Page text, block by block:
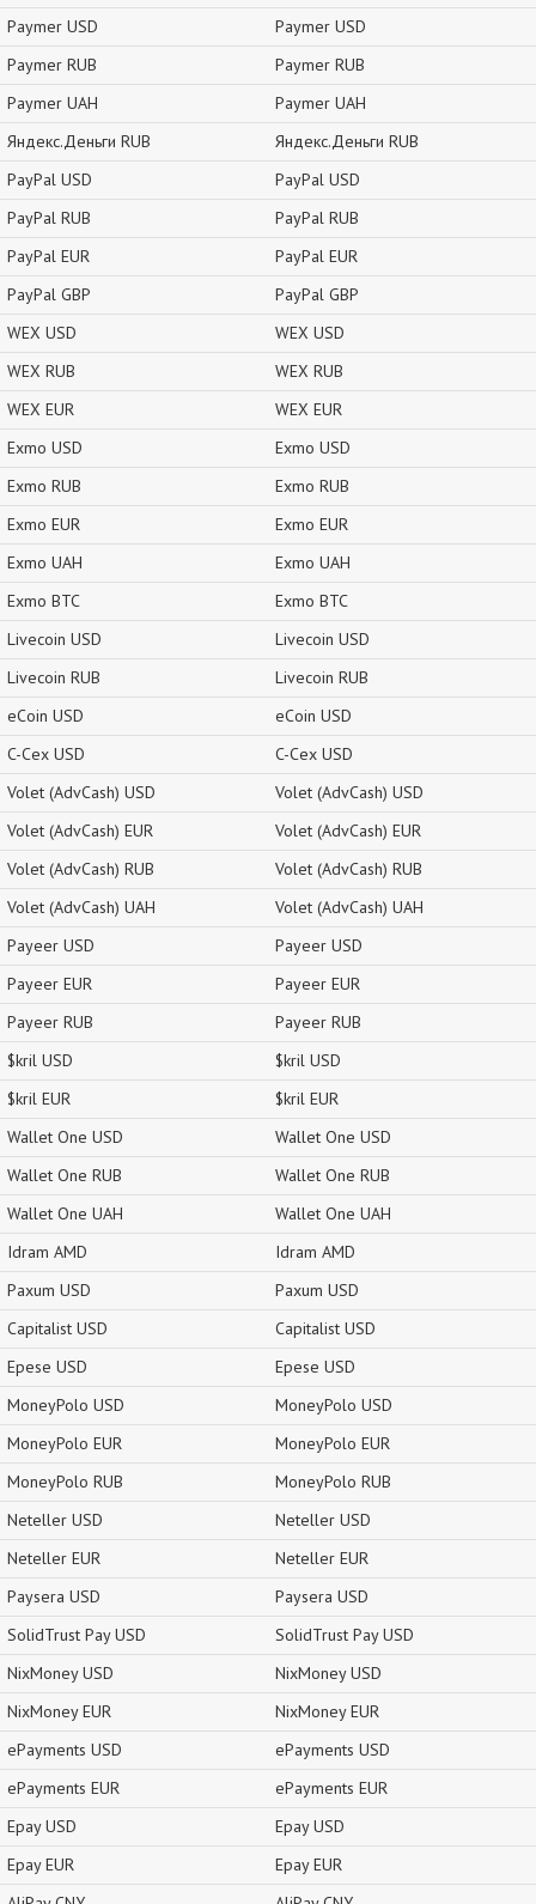
Paymer USD
Paymer RUB
Paymer UAH
Яндекс.Деньги RUB
PayPal USD
PayPal RUB
PayPal EUR
PayPal GBP
WEX USD
WEX RUB
WEX EUR
Exmo USD
Exmo RUB
Exmo EUR
Exmo UAH
Exmo BTC
Livecoin USD
Livecoin RUB
eCoin USD
C-Cex USD
Volet (AdvCash) USD
Volet (AdvCash) EUR
Volet (AdvCash) RUB
Volet (AdvCash) UAH
Payeer USD
Payeer EUR
Payeer RUB
$kril USD
$kril EUR
Wallet One USD
Wallet One RUB
Wallet One UAH
Idram AMD
Paxum USD
Capitalist USD
Epese USD
MoneyPolo USD
MoneyPolo EUR
MoneyPolo RUB
Neteller USD
Neteller EUR
Paysera USD
SolidTrust Pay USD
NixMoney USD
NixMoney EUR
ePayments USD
ePayments EUR
Epay USD
Epay EUR
Paymer USD
Paymer RUB
Paymer UAH
Яндекс.Деньги RUB
PayPal USD
PayPal RUB
PayPal EUR
PayPal GBP
WEX USD
WEX RUB
WEX EUR
Exmo USD
Exmo RUB
Exmo EUR
Exmo UAH
Exmo BTC
Livecoin USD
Livecoin RUB
eCoin USD
C-Cex USD
Volet (AdvCash) USD
Volet (AdvCash) EUR
Volet (AdvCash) RUB
Volet (AdvCash) UAH
Payeer USD
Payeer EUR
Payeer RUB
$kril USD
$kril EUR
Wallet One USD
Wallet One RUB
Wallet One UAH
Idram AMD
Paxum USD
Capitalist USD
Epese USD
MoneyPolo USD
MoneyPolo EUR
MoneyPolo RUB
Neteller USD
Neteller EUR
Paysera USD
SolidTrust Pay USD
NixMoney USD
NixMoney EUR
ePayments USD
ePayments EUR
Epay USD
Epay EUR